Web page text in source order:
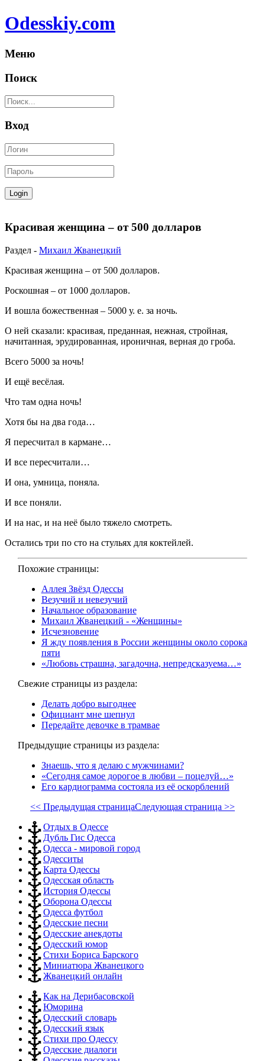
Odesskiy.com
Меню
Поиск
Вход
Красивая женщина – от 500 долларов
Раздел - Михаил Жванецкий
Красивая женщина – от 500 долларов.
Роскошная – от 1000 долларов.
И вошла божественная – 5000 у. е. за ночь.
О ней сказали: красивая, преданная, нежная, стройная,
начитанная, эрудированная, ироничная, верная до гроба.
Всего 5000 за ночь!
И ещё весёлая.
Что там одна ночь!
Хотя бы на два года…
Я пересчитал в кармане…
И все пересчитали…
И она, умница, поняла.
И все поняли.
И на нас, и на неё было тяжело смотреть.
Остались три по сто на стульях для коктейлей.
Похожие страницы:
Аллея Звёзд Одессы
Везучий и невезучий
Начальное образование
Михаил Жванецкий - «Женщины»
Исчезновение
Я жду появления в России женщины около сорока
пяти
«Любовь страшна, загадочна, непредсказуема…»
Свежие страницы из раздела:
Делать добро выгоднее
Официант мне шепнул
Передайте девочке в трамвае
Предыдущие страницы из раздела:
Знаешь, что я делаю с мужчинами?
«Сегодня самое дорогое в любви – поцелуй…»
Его кардиограмма состояла из её оскорблений
<< Предыдущая страницаСледующая страница >>
Отдых в Одессе
Дубль Гис Одесса
Одесса - мировой город
Одесситы
Карта Одессы
Одесская область
История Одессы
Оборона Одессы
Одесса футбол
Одесские песни
Одесские анекдоты
Одесский юмор
Стихи Бориса Барского
Миниатюра Жванецкого
Жванецкий онлайн
Как на Дерибасовской
Юморина
Одесский словарь
Одесский язык
Стихи про Одессу
Одесские диалоги